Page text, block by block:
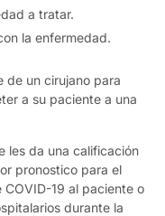
a tratar.
la enfermedad.
de un cirujano para
a su paciente a una
les da una calificación
pronostico para el
19 al paciente o
durante la